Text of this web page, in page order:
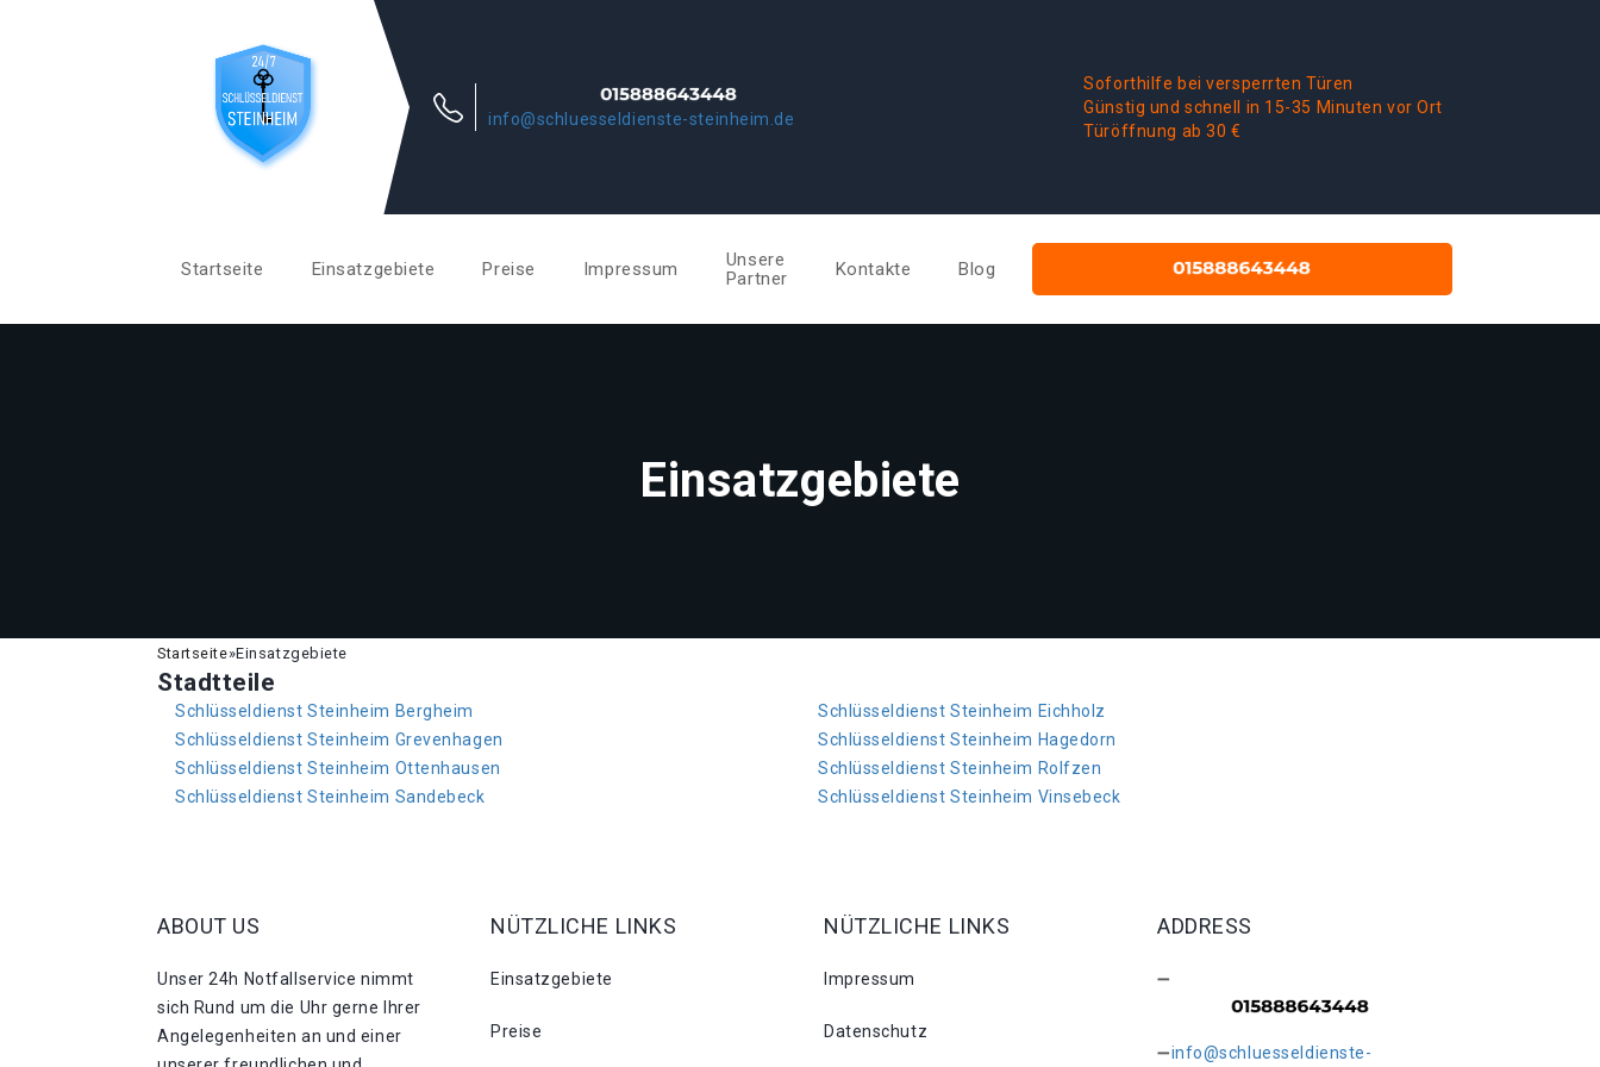
info@schluesseldienste-steinheim.de
Soforthilfe bei versperrten Türen
Günstig und schnell in 15-35 Minuten vor Ort
Türöffnung ab 30 €
Startseite Einsatzgebiete Preise Impressum
Unsere
Partner
Kontakte Blog
Einsatzgebiete
Startseite»Einsatzgebiete
Stadtteile
Schlüsseldienst Steinheim Bergheim
Schlüsseldienst Steinheim Eichholz
Schlüsseldienst Steinheim Grevenhagen
Schlüsseldienst Steinheim Hagedorn
Schlüsseldienst Steinheim Ottenhausen
Schlüsseldienst Steinheim Rolfzen
Schlüsseldienst Steinheim Sandebeck
Schlüsseldienst Steinheim Vinsebeck
ABOUT US
Unser 24h Notfallservice nimmt
sich Rund um die Uhr gerne Ihrer
Angelegenheiten an und einer
NÜTZLICHE LINKS
Einsatzgebiete
Preise
NÜTZLICHE LINKS
Impressum
Datenschutz
ADDRESS
info@schluesseldienste-